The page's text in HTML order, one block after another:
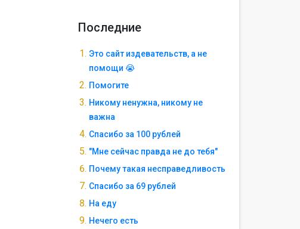
Последние
Это сайт издевательств, а не
помощи 😭
Помогите
Никому ненужна, никому не
важна
Спасибо за 100 рублей
"Мне сейчас правда не до тебя"
Почему такая несправедливость
Спасибо за 69 рублей
На еду
Нечего есть